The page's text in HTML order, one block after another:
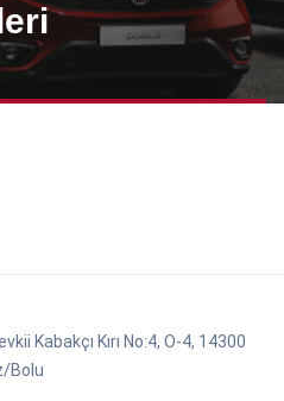
Kabakçı Kırı No:4, O-4, 14300
Bolu